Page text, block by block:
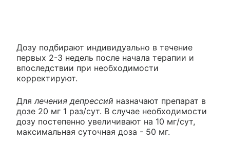
Дозу подбирают индивидуально в течение
первых 2-3 недель после начала терапии и
впоследствии при необходимости
корректируют.
Длялечения депрессий назначают препарат в
дозе 20 мг 1 раз/сут. В случае необходимости
дозу постепенно увеличивают на 10 мг/сут,
максимальная суточная доза - 50 мг.